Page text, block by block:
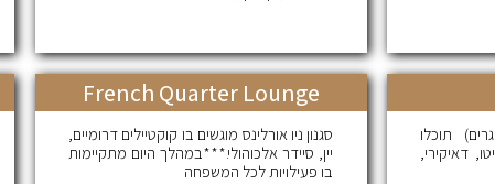
תוכלו
דאיקירי,
French Quarter Lounge
סגנון ניו אורלינס מוגשים בו קוקטיילים דרומיים,
יין, סיידר אלכוהולי.***במהלך היום מתקיימות
בו פעילויות לכל המשפחה